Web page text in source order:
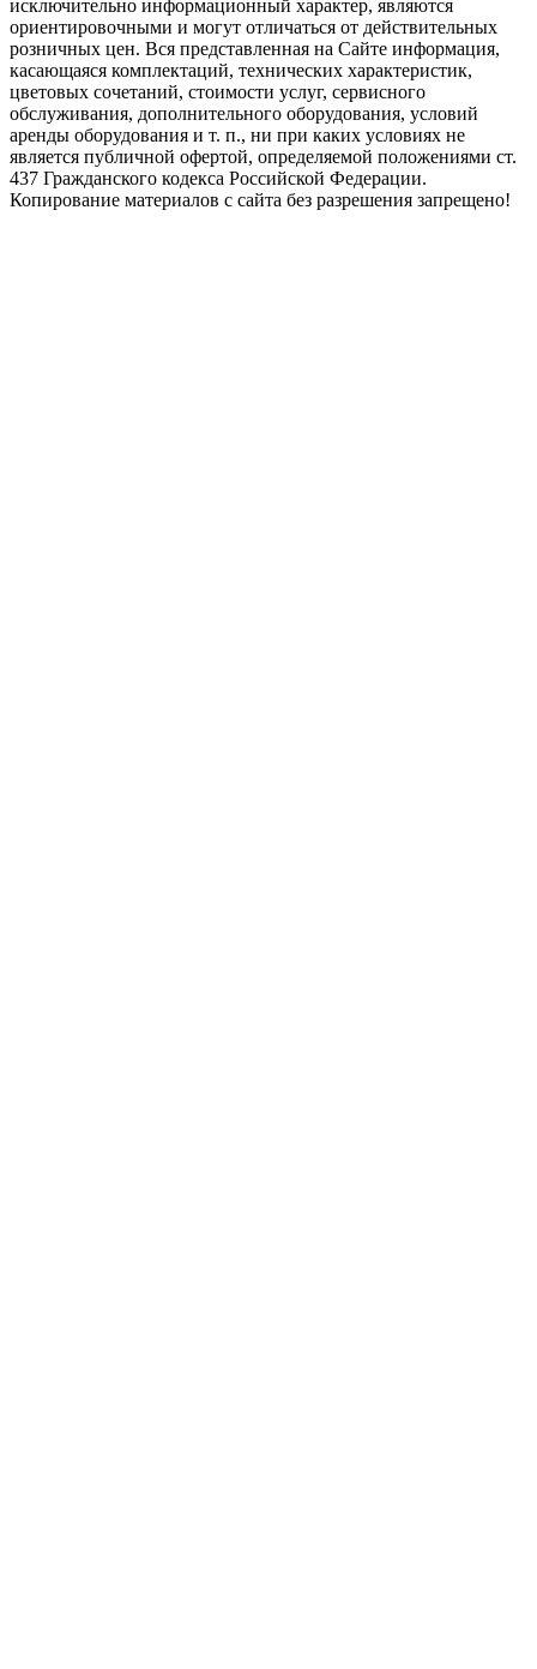
исключительно информационный характер, являются
ориентировочными и могут отличаться от действительных
розничных цен. Вся представленная на Сайте информация,
касающаяся комплектаций, технических характеристик,
цветовых сочетаний, стоимости услуг, сервисного
обслуживания, дополнительного оборудования, условий
аренды оборудования и т. п., ни при каких условиях не
является публичной офертой, определяемой положениями ст.
437 Гражданского кодекса Российской Федерации.
Копирование материалов с сайта без разрешения запрещено!